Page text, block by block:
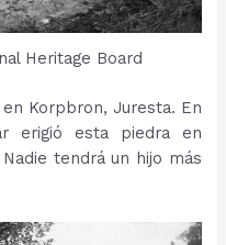
Heritage Board
Korpbron, Juresta. En
erigió esta piedra en
tendrá un hijo más